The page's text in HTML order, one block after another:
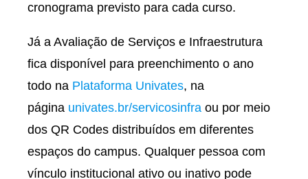
cronograma previsto para cada curso.
Já a Avaliação de Serviços e Infraestrutura
fica disponível para preenchimento o ano
todo na Plataforma Univates, na
página univates.br/servicosinfra ou por meio
dos QR Codes distribuídos em diferentes
espaços do campus. Qualquer pessoa com
vínculo institucional ativo ou inativo pode